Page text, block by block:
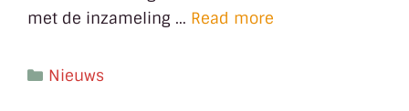
met de inzameling … Read more
Nieuws